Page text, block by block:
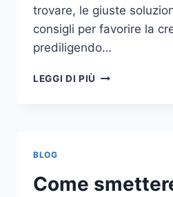
trovare, le giuste
consigli per favorire la
prediligendo…
LEGGI DI PIÙ IL
BLOG
Come